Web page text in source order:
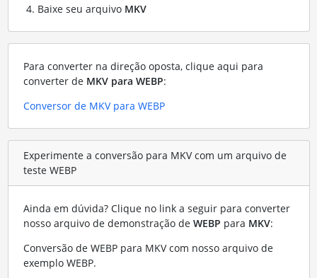
Baixe seu arquivo MKV
Para converter na direção oposta, clique aqui para
converter de MKV para WEBP:
Conversor de MKV para WEBP
Experimente a conversão para MKV com um arquivo de
teste WEBP
Ainda em dúvida? Clique no link a seguir para converter
nosso arquivo de demonstração de WEBP para MKV:
Conversão de WEBP para MKV com nosso arquivo de
exemplo WEBP.